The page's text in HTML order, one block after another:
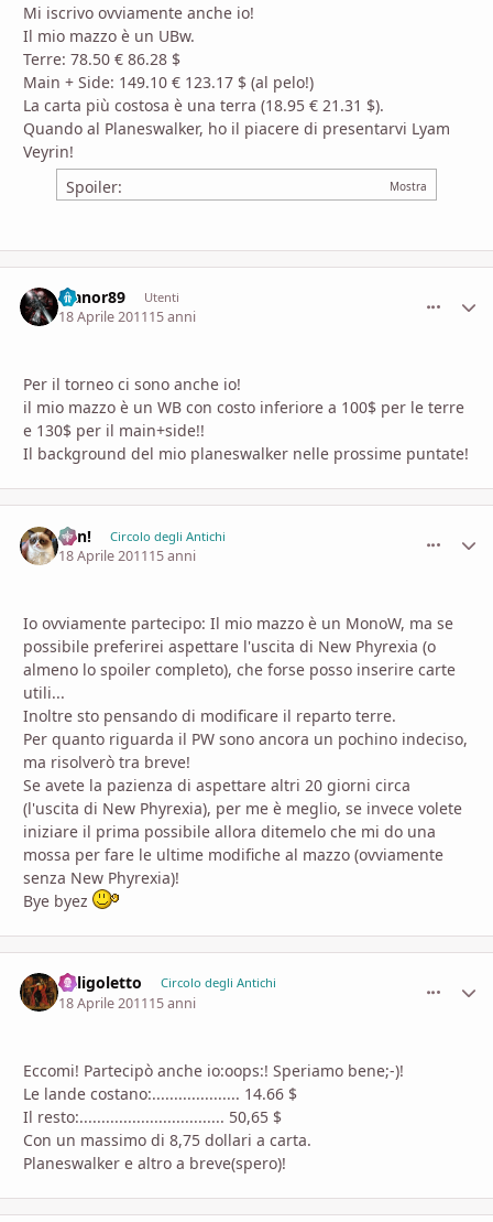
Mi iscrivo ovviamente anche io!
Il mio mazzo è un UBw.
Terre: 78.50 € 86.28 $
Main + Side: 149.10 € 123.17 $ (al pelo!)
La carta più costosa è una terra (18.95 € 21.31 $).
Quando al Planeswalker, ho il piacere di presentarvi Lyam
Veyrin!
Spoiler:
feanor89 Utenti
18 Aprile 201115 anni
Per il torneo ci sono anche io!
il mio mazzo è un WB con costo inferiore a 100$ per le terre
e 130$ per il main+side!!
Il background del mio planeswalker nelle prossime puntate!
Ren! Circolo degli Antichi
18 Aprile 201115 anni
Io ovviamente partecipo: Il mio mazzo è un MonoW, ma se
possibile preferirei aspettare l'uscita di New Phyrexia (o
almeno lo spoiler completo), che forse posso inserire carte
utili...
Inoltre sto pensando di modificare il reparto terre.
Per quanto riguarda il PW sono ancora un pochino indeciso,
ma risolverò tra breve!
Se avete la pazienza di aspettare altri 20 giorni circa
(l'uscita di New Phyrexia), per me è meglio, se invece volete
iniziare il prima possibile allora ditemelo che mi do una
mossa per fare le ultime modifiche al mazzo (ovviamente
senza New Phyrexia)!
Bye byez
Caligoletto Circolo degli Antichi
18 Aprile 201115 anni
Eccomi! Partecipò anche io:oops:! Speriamo bene;-)!
Le lande costano:.................... 14.66 $
Il resto:................................. 50,65 $
Con un massimo di 8,75 dollari a carta.
Planeswalker e altro a breve(spero)!